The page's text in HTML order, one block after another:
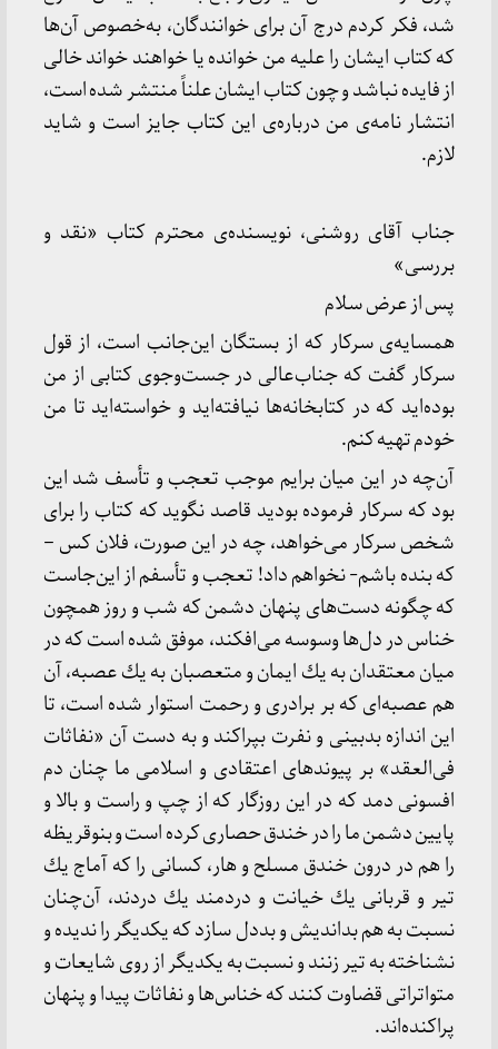
شد، فكر كردم درج آن برای خوانندگان، به‌خصوص آن‌ها
كه كتاب ایشان را علیه من خوانده یا خواهند خواند خالی
از فایده نباشد و چون كتاب ایشان علناً منتشر شده است،
انتشار نامه‌ی من درباره‌ی این كتاب جایز است و شاید
لازم.
جناب آقای روشنی، نویسنده‌ی محترم كتاب «نقد و
بررسی»
پس از عرض سلام
همسایه‌ی سركار كه از بستگان این‌جانب است، از قول
سركار گفت كه جناب‌عالی در جست‌وجوی كتابی از من
بوده‌اید كه در كتابخانه‌ها نیافته‌اید و خواسته‌اید تا من
خودم تهیه كنم.
آن‌چه در این میان برایم موجب تعجب و تأسف شد این
بود كه سركار فرموده بودید قاصد نگوید كه كتاب را برای
شخص سركار می‌خواهد، چه در این صورت، فلان كس –
كه بنده باشم- نخواهم داد! تعجب و تأسفم از این‌جاست
كه چگونه دست‌های پنهان دشمن كه شب و روز همچون
خناس در دل‌ها وسوسه می‌افكند، موفق شده است كه در
میان معتقدان به یك ایمان و متعصبان به یك عصبه، آن
هم عصبه‌ای كه بر برادری و رحمت استوار شده است، تا
این اندازه بدبینی و نفرت بپراكند و به دست آن «نفاثات
فی‌العقد» بر پیوندهای اعتقادی و اسلامی ما چنان دم
افسونی دمد كه در این روزگار كه از چپ و راست و بالا و
پایین دشمن ما را در خندق حصاری كرده است و بنو‌قریظه
را هم در درون خندق مسلح و هار، كسانی را كه آماج یك
تیر و قربانی یك خیانت و دردمند یك دردند، آن‌چنان
نسبت به هم بداندیش و بددل سازد كه یكدیگر را ندیده و
نشناخته به تیر زنند و نسبت به یكدیگر از روی شایعات و
متواتراتی قضاوت كنند كه خناس‌ها و نفاثات پیدا و پنهان
پراكنده‌اند.